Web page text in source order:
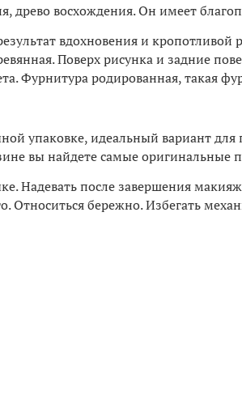
древо восхождения. Он имеет
вдохновения и
Поверх рисунка и задние
Фурнитура родированная, такая
упаковке, идеальный вариант
вы найдете самые
Надевать после завершения
бережно. Избегать